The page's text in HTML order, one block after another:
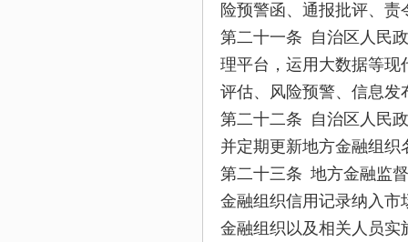
险预警函、通报批评、责
第二十一条 自治区人民
理平台，运用大数据等现
评估、风险预警、信息发
第二十二条 自治区人民
并定期更新地方金融组
第二十三条 地方金融监
金融组织信用记录纳入市
金融组织以及相关人员实